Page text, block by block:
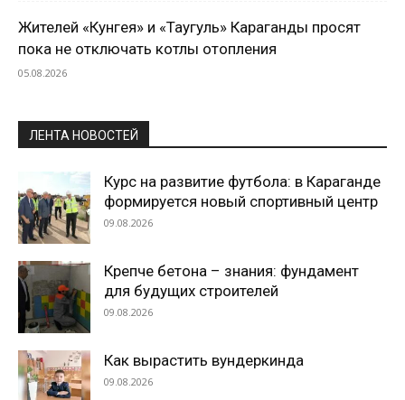
Жителей «Кунгея» и «Таугуль» Караганды просят
пока не отключать котлы отопления
05.08.2026
ЛЕНТА НОВОСТЕЙ
Курс на развитие футбола: в Караганде
формируется новый спортивный центр
09.08.2026
Крепче бетона – знания: фундамент
для будущих строителей
09.08.2026
Как вырастить вундеркинда
09.08.2026